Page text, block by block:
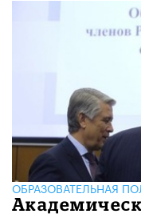
ОБРАЗОВАТЕЛЬНАЯ